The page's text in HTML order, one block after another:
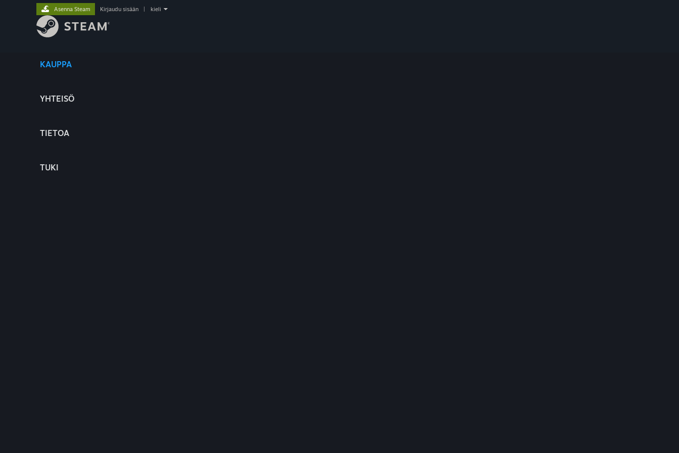
KAUPPA
YHTEISÖ
TIETOA
TUKI
Asenna Steam Kirjaudu sisään kieli